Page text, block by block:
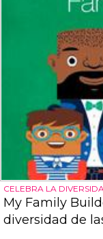
CELEBRA LA
My Family
diversidad de